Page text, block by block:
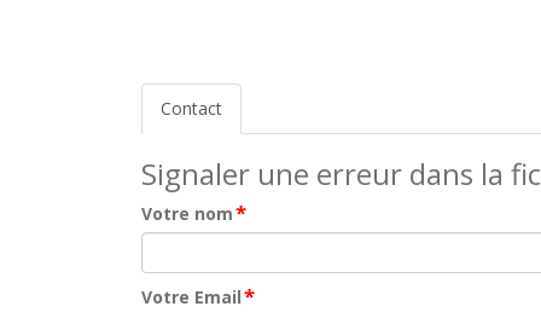
Contact
Signaler une erreur dans la
Votre nom*
Votre Email*